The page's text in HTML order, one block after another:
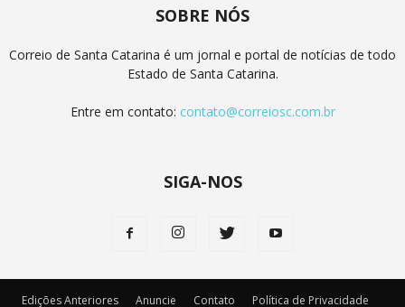
SOBRE NÓS
Correio de Santa Catarina é um jornal e portal de notícias de todo
Estado de Santa Catarina.
Entre em contato: contato@correiosc.com.br
SIGA-NOS
Edições Anteriores Anuncie Contato Política de Privacidade